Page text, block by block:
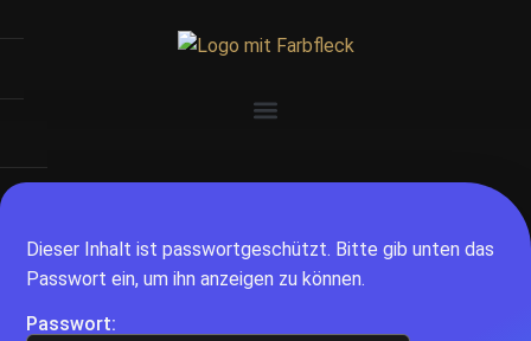
Dieser Inhalt ist passwortgeschützt. Bitte gib unten das
Passwort ein, um ihn anzeigen zu können.
Passwort: